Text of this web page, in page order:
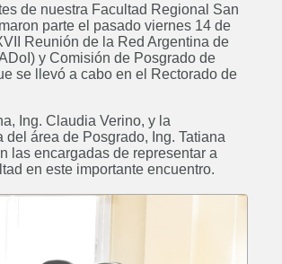
de nuestra Facultad Regional San
parte el pasado viernes 14 de
Reunión de la Red Argentina de
y Comisión de Posgrado de
se llevó a cabo en el Rectorado de
Ing. Claudia Verino, y la
del área de Posgrado, Ing. Tatiana
las encargadas de representar a
en este importante encuentro.